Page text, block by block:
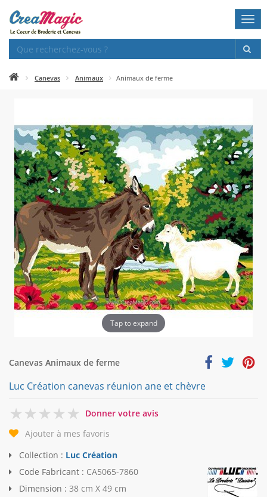
Canevas Animaux Animaux de ferme
Tap to expand
Canevas Animaux de ferme
Luc Création canevas réunion ane et chèvre
0
Donner votre avis
Ajouter à mes favoris
Collection : Luc Création
Code Fabricant : CA5065-7860
Dimension : 38 cm X 49 cm